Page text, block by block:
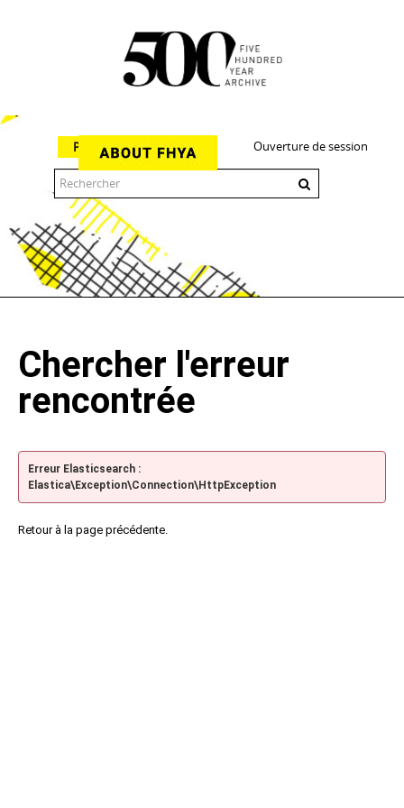
Ouverture de session
Parcourir
Chercher l'erreur
rencontrée
Erreur Elasticsearch :
Elastica\Exception\Connection\HttpException
Retour à la page précédente.